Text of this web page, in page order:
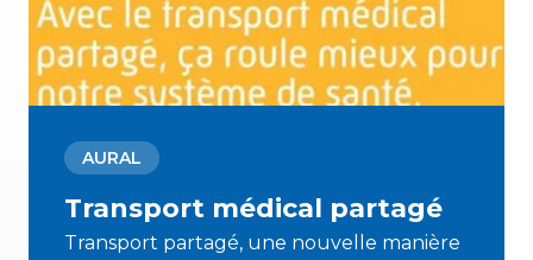
AURAL
Transport médical partagé
Transport partagé, une nouvelle manière